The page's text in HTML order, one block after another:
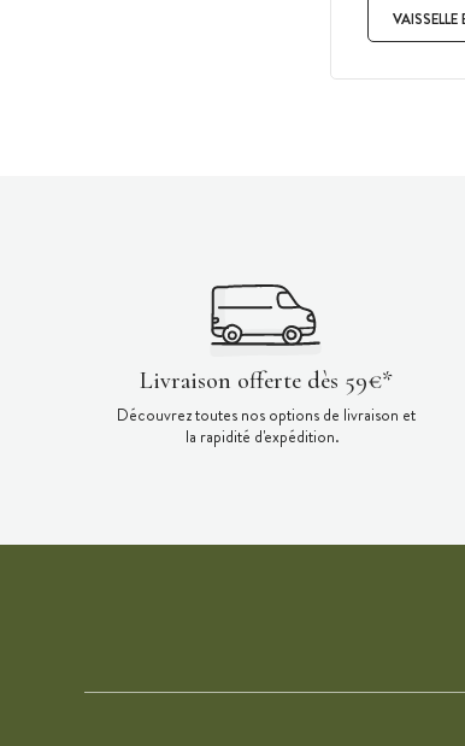
VAISSELLE
Livraison offerte dès 59€*
Découvrez toutes nos options de livraison et
la rapidité d'expédition.